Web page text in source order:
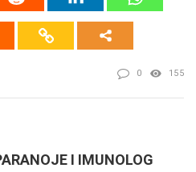
0 155
I IMUNOLOG